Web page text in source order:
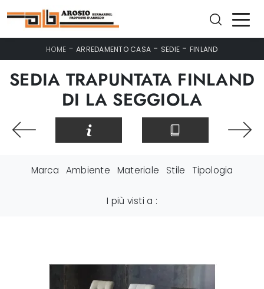
HOME -ARREDAMENTO CASA - SEDIE - FINLAND
SEDIA TRAPUNTATA FINLAND
DI LA SEGGIOLA
Marca Ambiente Materiale Stile Tipologia
I più visti a :